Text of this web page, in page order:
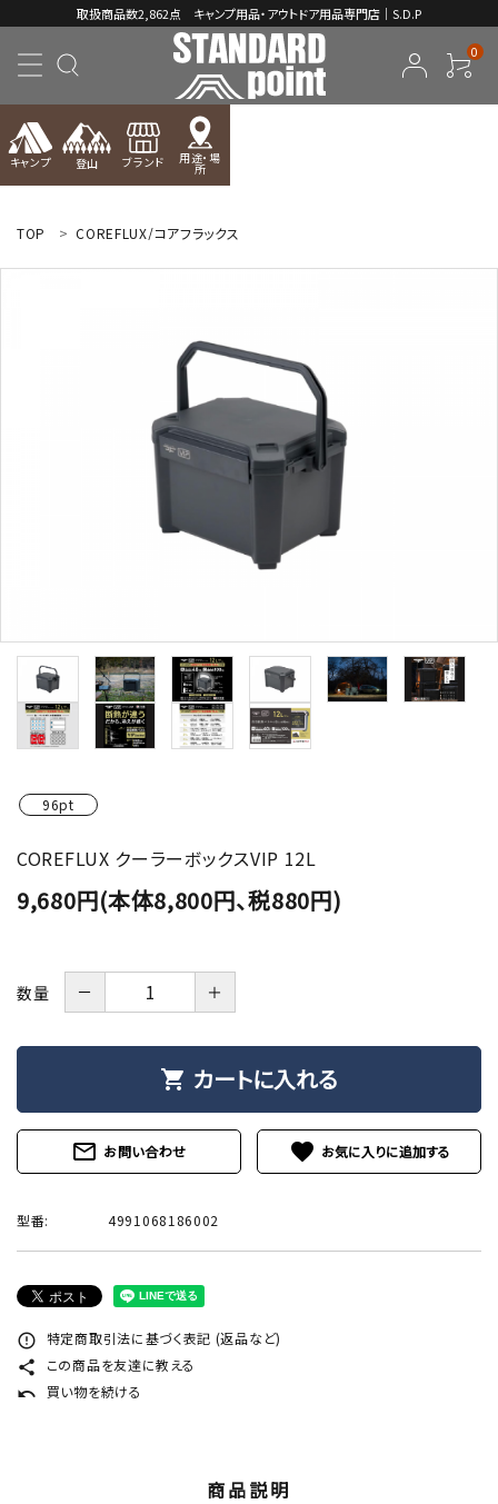
取扱商品数2,862点 キャンプ用品・アウトドア用品専門店｜S.D.P
0
キャンプ 登山 ブランド 用途・場
所
ようこそ ゲスト 様
TOP COREFLUX/コアフラックス
96pt
COREFLUX クーラーボックスVIP 12L
9,680円(本体8,800円、税880円)
数量 － ＋
shopping_cart カートに入れる
mail_outline お問い合わせ favorite
型番: 4991068186002
error_outline 特定商取引法に基づく表記 (返品など)
share この商品を友達に教える
undo 買い物を続ける
商品説明